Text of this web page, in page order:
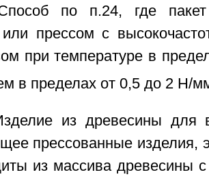
по п.24, где пакет
прессом с
при температуре в
в пределах от 0,5 до 2 Н/
из древесины для
прессованные изделия,
из массива древесины